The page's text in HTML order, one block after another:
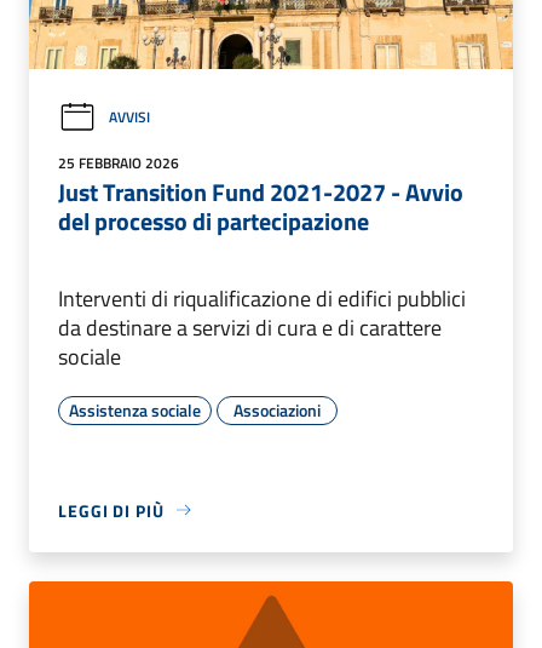
AVVISI
25 FEBBRAIO 2026
Just Transition Fund 2021-2027 - Avvio
del processo di partecipazione
Interventi di riqualificazione di edifici pubblici
da destinare a servizi di cura e di carattere
sociale
Assistenza sociale Associazioni
LEGGI DI PIÙ